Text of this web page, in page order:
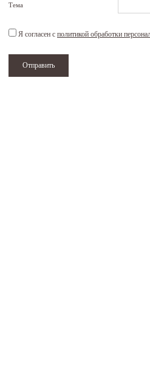
Тема
Я согласен с политикой обработки